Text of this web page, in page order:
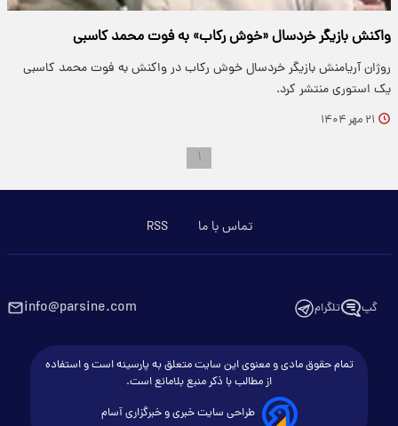
واکنش بازیگر خردسال «خوش رکاب» به فوت محمد کاسبی
روژان آریامنش بازیگر خردسال خوش رکاب در واکنش به فوت محمد کاسبی
یک استوری منتشر کرد.
۲۱ مهر ۱۴۰۴
۱
تماس با ما RSS
گپ تلگرام info@parsine.com
تمام حقوق مادی و معنوی این سایت متعلق به پارسینه است و استفاده
از مطالب با ذکر منبع بلامانع است.
طراحی سایت خبری و خبرگزاری آسام